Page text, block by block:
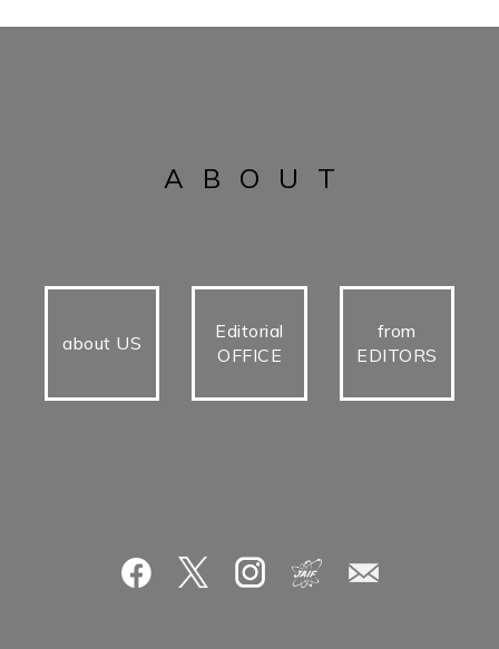
ABOUT
about US
Editorial
OFFICE
from
EDITORS